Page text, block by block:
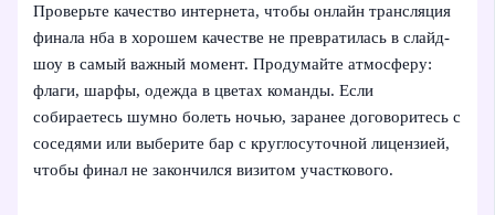
Проверьте качество интернета, чтобы онлайн трансляция
финала нба в хорошем качестве не превратилась в слайд-
шоу в самый важный момент. Продумайте атмосферу:
флаги, шарфы, одежда в цветах команды. Если
собираетесь шумно болеть ночью, заранее договоритесь с
соседями или выберите бар с круглосуточной лицензией,
чтобы финал не закончился визитом участкового.